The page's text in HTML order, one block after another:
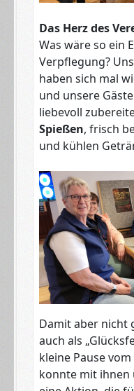
Das Herz des
Was wäre so ein
Verpflegung?
haben sich mal
und unsere
liebevoll
Spießen, frisch
und kühlen
Damit aber nicht
auch als
kleine Pause
konnte mit ihnen